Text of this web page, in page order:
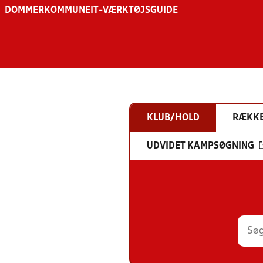
DOMMER KOMMUNE IT-VÆRKTØJSGUIDE
KLUB/HOLD
UDVIDET KAMPSØGNING